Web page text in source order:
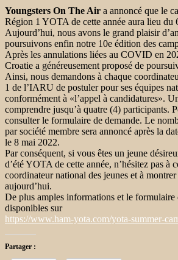
Youngsters On The Air a annoncé que le
Région 1 YOTA de cette année aura lieu du
Aujourd’hui, nous avons le grand plaisir
poursuivons enfin notre 10e édition des
Après les annulations liées au COVID en
Croatie a généreusement proposé de
Ainsi, nous demandons à chaque
1 de l’IARU de postuler pour ses équipes
conformément à «l’appel à candidatures».
comprendre jusqu’à quatre (4) participants.
consulter le formulaire de demande. Le
par société membre sera annoncé après la
le 8 mai 2022.
Par conséquent, si vous êtes un jeune
d’été YOTA de cette année, n’hésitez pas à
coordinateur national des jeunes et à
aujourd’hui.
De plus amples informations et le formulaire
disponibles sur
https://www.ham-yota.com/yota-summer-
Partager :